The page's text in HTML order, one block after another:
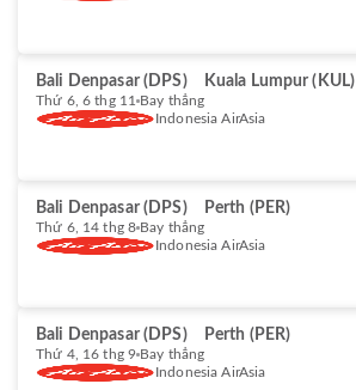
Bali Denpasar (DPS) Kuala Lumpur (KUL)
Thứ 6, 6 thg 11 Bay thẳng
Indonesia AirAsia
Bali Denpasar (DPS) Perth (PER)
Thứ 6, 14 thg 8 Bay thẳng
Indonesia AirAsia
Bali Denpasar (DPS) Perth (PER)
Thứ 4, 16 thg 9 Bay thẳng
Indonesia AirAsia